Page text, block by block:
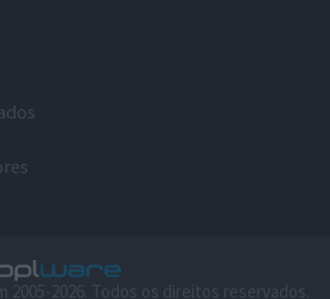
2026. Todos os direitos reservados.